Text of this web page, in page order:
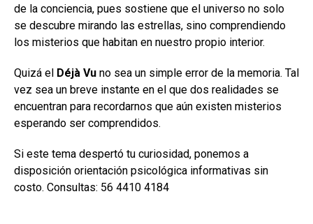
de la conciencia, pues sostiene que el universo no solo
se descubre mirando las estrellas, sino comprendiendo
los misterios que habitan en nuestro propio interior.
Quizá el Déjà Vu no sea un simple error de la memoria. Tal
vez sea un breve instante en el que dos realidades se
encuentran para recordarnos que aún existen misterios
esperando ser comprendidos.
Si este tema despertó tu curiosidad, ponemos a
disposición orientación psicológica informativas sin
costo. Consultas: 56 4410 4184